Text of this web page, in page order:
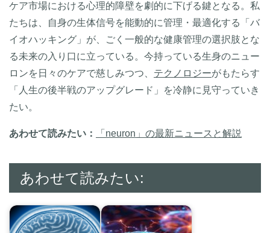
ケア市場における心理的障壁を劇的に下げる鍵となる。私
たちは、自身の生体信号を能動的に管理・最適化する「バ
イオハッキング」が、ごく一般的な健康管理の選択肢とな
る未来の入り口に立っている。今持っている生身のニュー
ロンを日々のケアで慈しみつつ、 テクノロジーがもたらす
「人生の後半戦のアップグレード」を冷静に見守っていき
たい。
あわせて読みたい： 「neuron」の最新ニュースと解説
あわせて読みたい: